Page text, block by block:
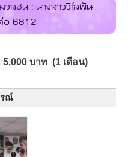
ลชน : นางสาววิไลพัน
อ 6812
บาท (1 เดือน)
รณ์